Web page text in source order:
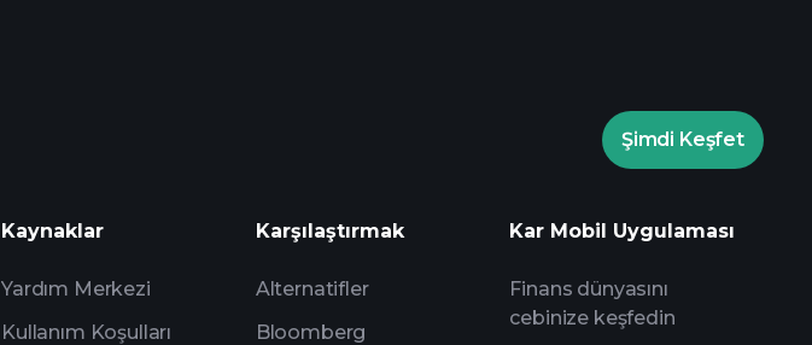
Playtrade Turnuvalarında
yapay zeka destekli günlük
Watchlist'leri
Milyarder Portföylerini
Şimdi Keşfet
Kaynaklar
Yardım Merkezi
Kullanım Koşulları
Karşılaştırmak
Alternatifler
Bloomberg
Kar Mobil Uygulaması
Finans dünyasını
cebinize keşfedin